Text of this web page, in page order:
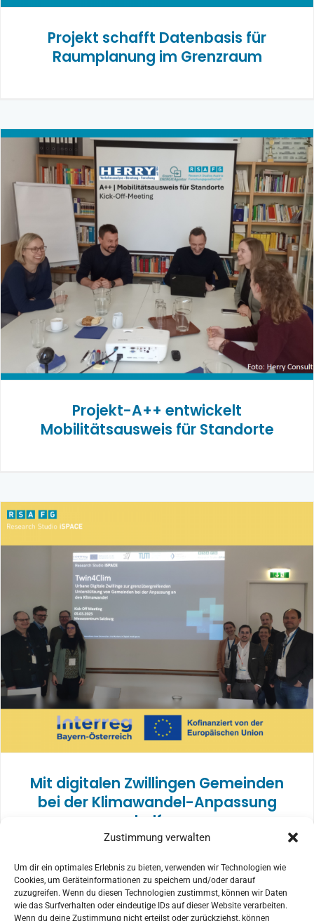
Zustimmung verwalten
Um dir ein optimales Erlebnis zu bieten, verwenden wir Technologien wie
Cookies, um Geräteinformationen zu speichern und/oder darauf
zuzugreifen. Wenn du diesen Technologien zustimmst, können wir Daten
wie das Surfverhalten oder eindeutige IDs auf dieser Website verarbeiten.
Wenn du deine Zustimmung nicht erteilst oder zurückziehst, können
Projekt schafft Datenbasis für
Raumplanung im Grenzraum
Projekt-A++ entwickelt
Mobilitätsausweis für Standorte
Mit digitalen Zwillingen Gemeinden
bei der Klimawandel-Anpassung
helfen
MEHR BEITRÄGE AUS DEM STUDIO